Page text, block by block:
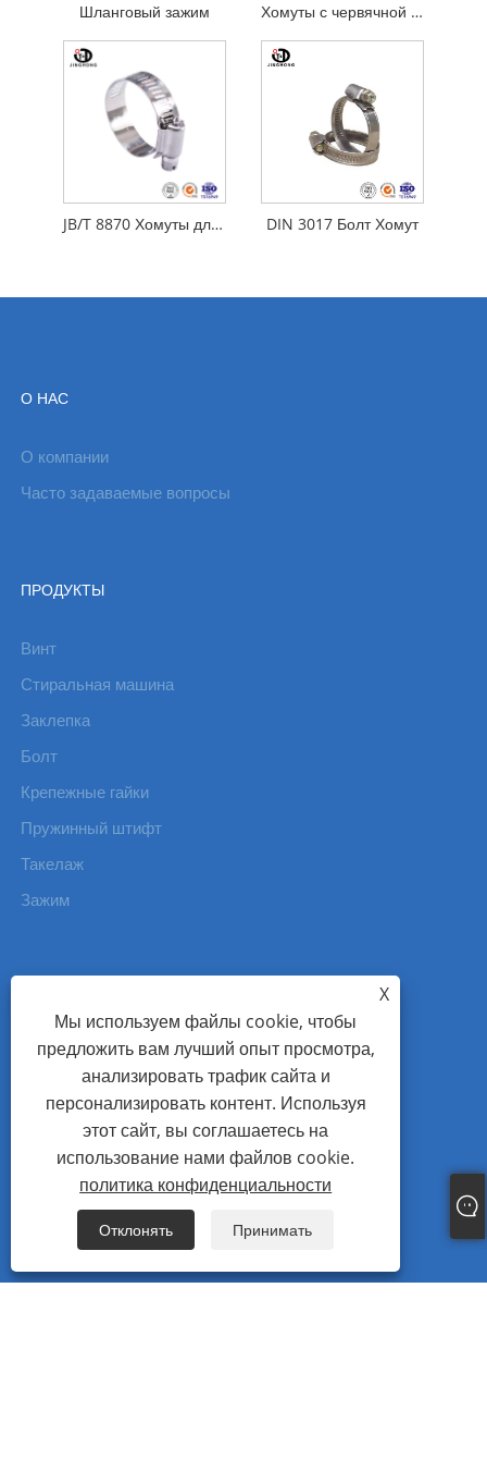
Шланговый зажим Хомуты с червячной передачей
JB/T 8870 Хомуты для шлангов DIN 3017 Болт Хомут
О НАС
О компании
Часто задаваемые вопросы
ПРОДУКТЫ
Винт
Стиральная машина
Заклепка
Болт
Крепежные гайки
Пружинный штифт
Такелаж
Зажим
Тел.: +86-577-86115111
Mob: +86-13738337668
Электронная почта: master@wzjhfastener.com
Адрес: No.38 Baita Road, Guoxi Ouhai, Вэньчжоу,
Чжэцзян, Китай.
Fax: +86-577-86111555
X
Мы используем файлы cookie, чтобы
предложить вам лучший опыт просмотра,
анализировать трафик сайта и
персонализировать контент. Используя
этот сайт, вы соглашаетесь на
использование нами файлов cookie.
политика конфиденциальности
Отклонять Принимать